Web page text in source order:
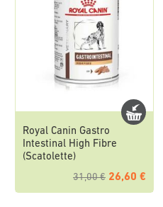
Royal Canin Gastro
Intestinal High Fibre
(Scatolette)
31,00 € 26,60 €